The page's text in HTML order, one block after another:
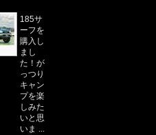
185サ
ーフを
購入し
まし
た！が
っつり
キャン
プを楽
しみた
いと思
いま ...